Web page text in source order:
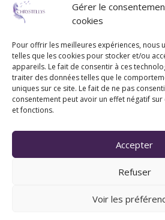
Gérer le
cookies
Pour offrir les meilleures expériences, nous
telles que les cookies pour stocker et/ou
appareils. Le fait de consentir à ces
traiter des données telles que le
uniques sur ce site. Le fait de ne pas
consentement peut avoir un effet négatif
et fonctions.
Accepter
Refuser
Voir les
Du lundi au vendredi :
Le samedi : 9h-